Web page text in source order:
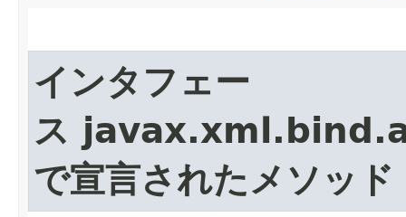
インタフェー
ス
で宣言されたメソッド